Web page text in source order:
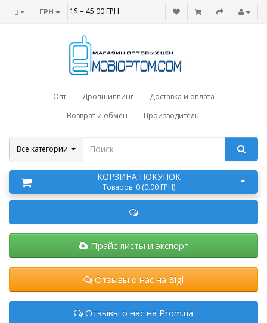
ГРН 1$ = 45.00 ГРН
Опт Дропшиппинг
Доставка и оплата
Возврат и обмен
Производитель:
Все категории
КОРЗИНА ПОКУПОК
Товаров: 0 (0.00 ГРН)
Прайс листы и экспорт
Отзывы о нас на Bigl
Отзывы о нас на Prom.ua